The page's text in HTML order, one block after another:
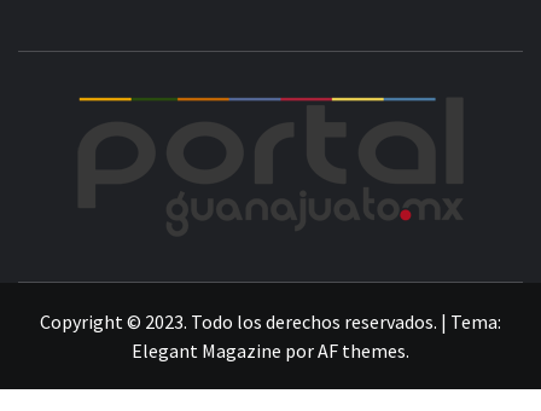
Copyright © 2023. Todo los derechos reservados. | Tema:
Elegant Magazine porAF themes.